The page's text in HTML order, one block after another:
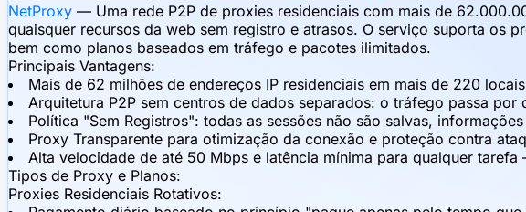
NetProxy — Uma rede P2P de proxies residenciais com mais de
quaisquer recursos da web sem registro e atrasos. O serviço suporta os
bem como planos baseados em tráfego e pacotes ilimitados.
Principais Vantagens:
Mais de 62 milhões de endereços IP residenciais em mais de 220
Arquitetura P2P sem centros de dados separados: o tráfego passa
Política "Sem Registros": todas as sessões não são salvas,
Proxy Transparente para otimização da conexão e proteção contra
Alta velocidade de até 50 Mbps e latência mínima para qualquer
Tipos de Proxy e Planos:
Proxies Residenciais Rotativos: